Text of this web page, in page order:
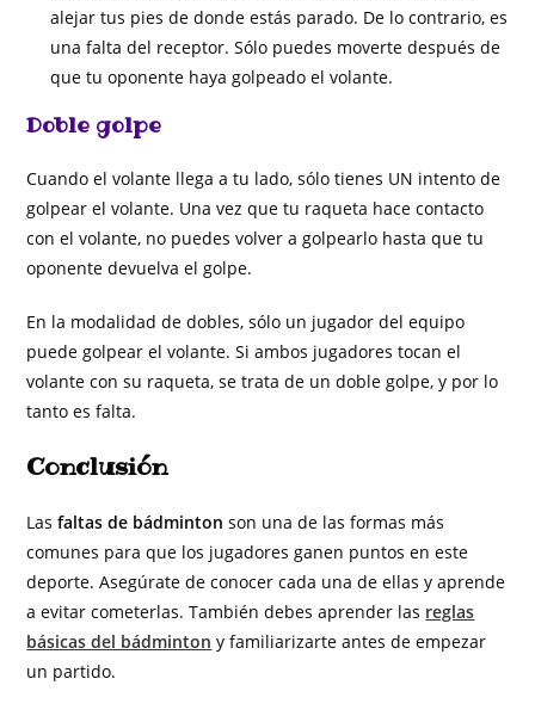
alejar tus pies de donde estás parado. De lo contrario, es
una falta del receptor. Sólo puedes moverte después de
que tu oponente haya golpeado el volante.
Doble golpe
Cuando el volante llega a tu lado, sólo tienes UN intento de
golpear el volante. Una vez que tu raqueta hace contacto
con el volante, no puedes volver a golpearlo hasta que tu
oponente devuelva el golpe.
En la modalidad de dobles, sólo un jugador del equipo
puede golpear el volante. Si ambos jugadores tocan el
volante con su raqueta, se trata de un doble golpe, y por lo
tanto es falta.
Conclusión
Lasfaltas de bádminton son una de las formas más
comunes para que los jugadores ganen puntos en este
deporte. Asegúrate de conocer cada una de ellas y aprende
a evitar cometerlas. También debes aprender las reglas
básicas del bádminton y familiarizarte antes de empezar
un partido.